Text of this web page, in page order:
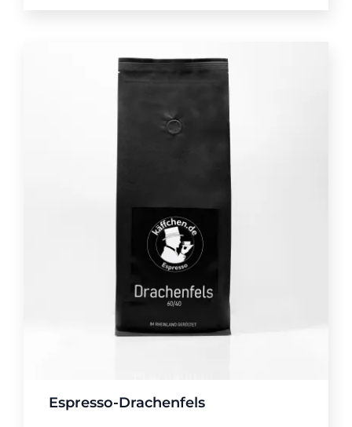
Espresso-Drachenfels